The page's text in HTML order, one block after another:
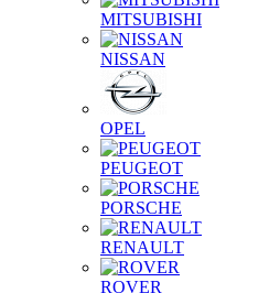
MITSUBISHI
NISSAN
OPEL
PEUGEOT
PORSCHE
RENAULT
ROVER